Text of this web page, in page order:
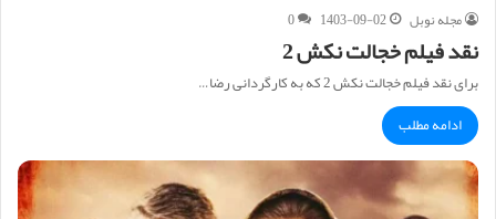
مجله نوبل 1403-09-02
0
نقد فیلم خجالت نکش 2
برای نقد فیلم خجالت نکش 2 که به کارگردانی رضا…
ادامه مطلب